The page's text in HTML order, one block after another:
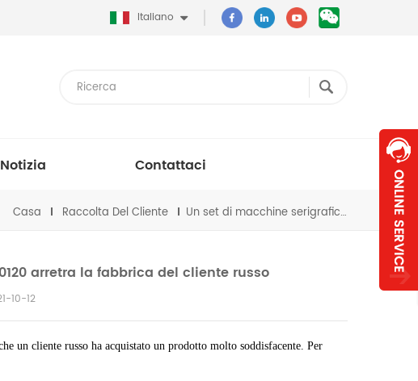
Italiano
Notizia Contattaci
Casa Raccolta Del Cliente Un set di macchine serigrafiche LTA-50120 arretra la fabbrica del cliente russo
arretra la fabbrica del cliente russo
10-12
un cliente russo ha acquistato un prodotto molto soddisfacente. Per